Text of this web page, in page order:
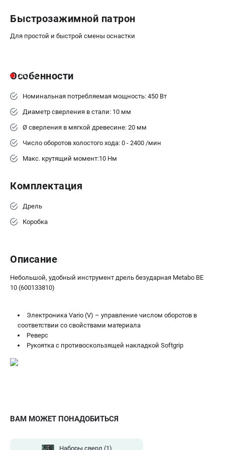
ЗАКАЗ ЗАПЧАСТЕЙ
+7 (911) 360-06-14 | +7 (8112) 59-10-67
zakaz@metabo-market.ru
ВАМ МОЖЕТ ПОНАДОБИТЬСЯ
Наборы сверл (1)
Быстрозажимной патрон
Для простой и быстрой смены оснастки
Особенности
Номинальная потребляемая мощность: 450 Вт
Диаметр сверления в стали: 10 мм
Ø сверления в мягкой древесине: 20 мм
Число оборотов холостого хода: 0 - 2400 /мин
Макс. крутящий момент:10 Нм
Комплектация
Дрель
Коробка
Описание
Небольшой, удобный инструмент дрель безударная Metabo BE
10 (600133810)
Электроника Vario (V) – управление числом оборотов в
соответствии со свойствами материала
Реверс
Рукоятка с противоскользящей накладкой Softgrip